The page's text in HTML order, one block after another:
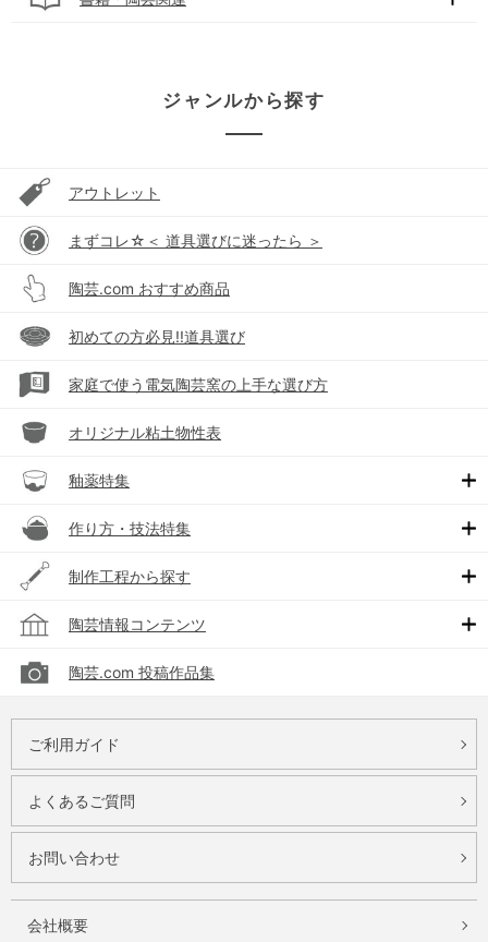
ジャンルから探す
アウトレット
まずコレ☆＜ 道具選びに迷ったら ＞
陶芸.com おすすめ商品
初めての方必見!!道具選び
家庭で使う電気陶芸窯の上手な選び方
オリジナル粘土物性表
釉薬特集
作り方・技法特集
制作工程から探す
陶芸情報コンテンツ
陶芸.com 投稿作品集
ご利用ガイド
よくあるご質問
お問い合わせ
会社概要